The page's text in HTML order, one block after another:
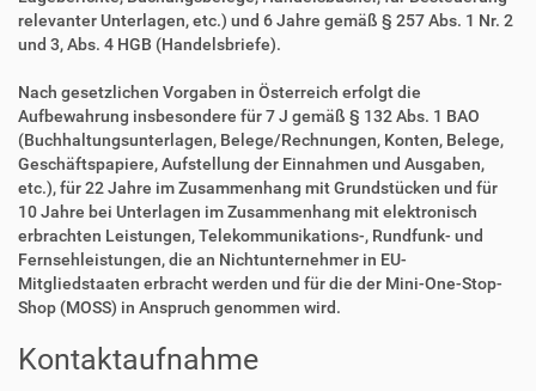
relevanter Unterlagen, etc.) und 6 Jahre gemäß § 257 Abs. 1 Nr. 2
und 3, Abs. 4 HGB (Handelsbriefe).
Nach gesetzlichen Vorgaben in Österreich erfolgt die
Aufbewahrung insbesondere für 7 J gemäß § 132 Abs. 1 BAO
(Buchhaltungsunterlagen, Belege/Rechnungen, Konten, Belege,
Geschäftspapiere, Aufstellung der Einnahmen und Ausgaben,
etc.), für 22 Jahre im Zusammenhang mit Grundstücken und für
10 Jahre bei Unterlagen im Zusammenhang mit elektronisch
erbrachten Leistungen, Telekommunikations-, Rundfunk- und
Fernsehleistungen, die an Nichtunternehmer in EU-
Mitgliedstaaten erbracht werden und für die der Mini-One-Stop-
Shop (MOSS) in Anspruch genommen wird.
Kontaktaufnahme